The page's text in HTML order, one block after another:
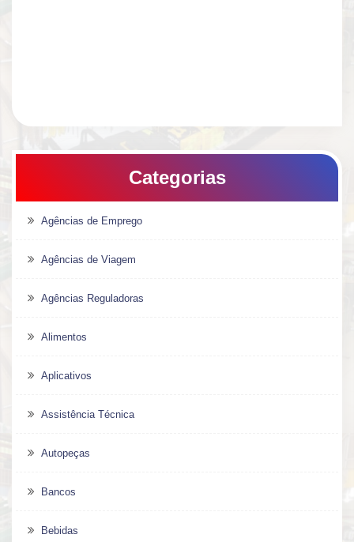
Categorias
Agências de Emprego
Agências de Viagem
Agências Reguladoras
Alimentos
Aplicativos
Assistência Técnica
Autopeças
Bancos
Bebidas